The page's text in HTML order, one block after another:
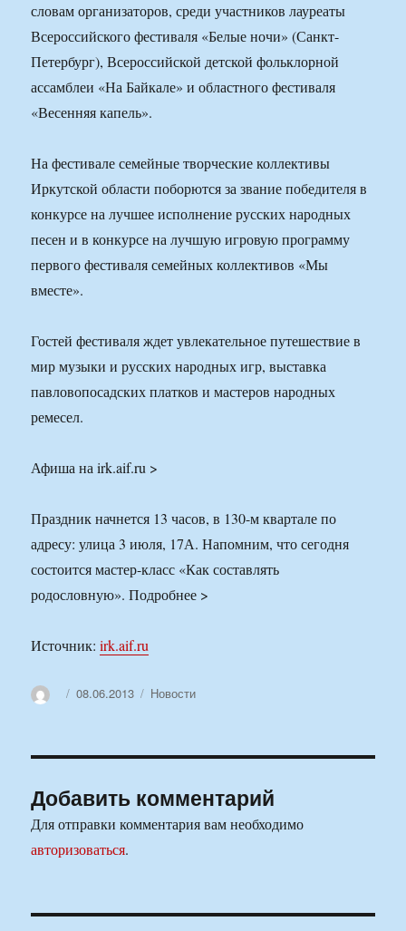
словам организаторов, среди участников лауреаты
Всероссийского фестиваля «Белые ночи» (Санкт-
Петербург), Всероссийской детской фольклорной
ассамблеи «На Байкале» и областного фестиваля
«Весенняя капель».
На фестивале семейные творческие коллективы
Иркутской области поборются за звание победителя в
конкурсе на лучшее исполнение русских народных
песен и в конкурсе на лучшую игровую программу
первого фестиваля семейных коллективов «Мы
вместе».
Гостей фестиваля ждет увлекательное путешествие в
мир музыки и русских народных игр, выставка
павловопосадских платков и мастеров народных
ремесел.
Афиша на irk.aif.ru >
Праздник начнется 13 часов, в 130-м квартале по
адресу: улица 3 июля, 17А. Напомним, что сегодня
состоится мастер-класс «Как составлять
родословную». Подробнее >
Источник:irk.aif.ru
АвторОпубликовано
08.06.2013 Рубрики
Новости
Добавить комментарий
Для отправки комментария вам необходимо
авторизоваться.